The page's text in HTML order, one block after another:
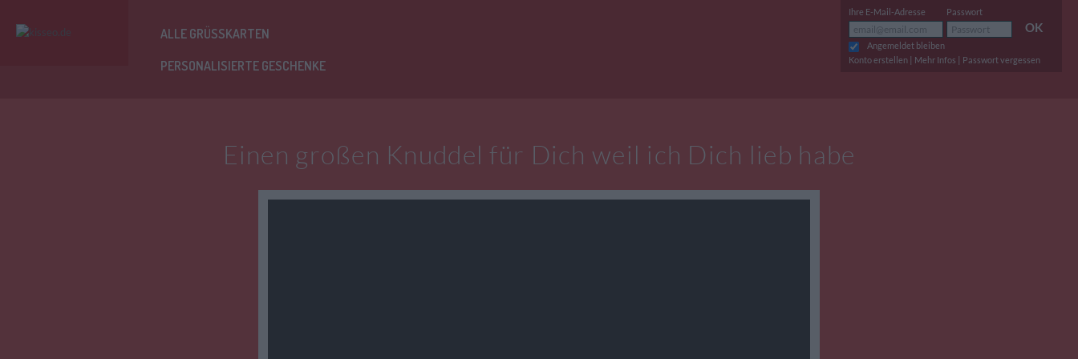
ALLE GRÜSSKARTEN
PERSONALISIERTE GESCHENKE
Ihre E-Mail-Adresse Passwort
OK
Angemeldet bleiben
Konto erstellen | Mehr Infos | Passwort vergessen
Einen großen Knuddel für Dich weil ich Dich lieb habe